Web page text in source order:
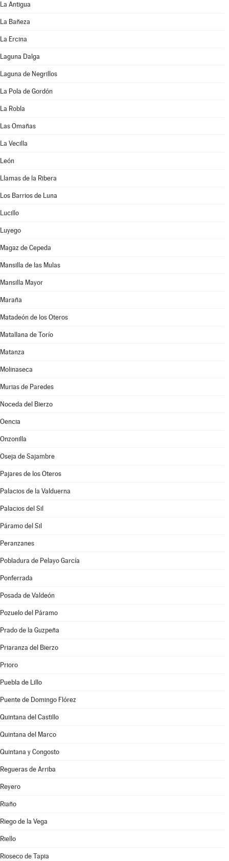
La Antigua
La Bañeza
La Ercina
Laguna Dalga
Laguna de Negrillos
La Pola de Gordón
La Robla
Las Omañas
La Vecilla
León
Llamas de la Ribera
Los Barrios de Luna
Lucillo
Luyego
Magaz de Cepeda
Mansilla de las Mulas
Mansilla Mayor
Maraña
Matadeón de los Oteros
Matallana de Torío
Matanza
Molinaseca
Murias de Paredes
Noceda del Bierzo
Oencia
Onzonilla
Oseja de Sajambre
Pajares de los Oteros
Palacios de la Valduerna
Palacios del Sil
Páramo del Sil
Peranzanes
Pobladura de Pelayo García
Ponferrada
Posada de Valdeón
Pozuelo del Páramo
Prado de la Guzpeña
Priaranza del Bierzo
Prioro
Puebla de Lillo
Puente de Domingo Flórez
Quintana del Castillo
Quintana del Marco
Quintana y Congosto
Regueras de Arriba
Reyero
Riaño
Riego de la Vega
Riello
Rioseco de Tapia